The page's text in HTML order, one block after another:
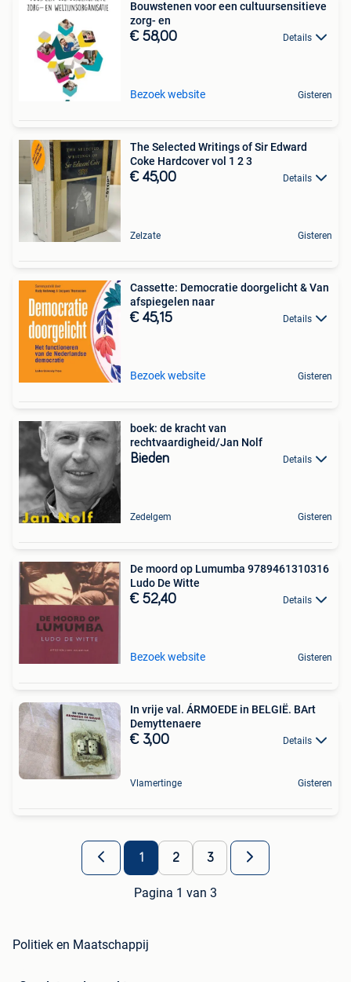
Bouwstenen voor een cultuursensitieve
zorg- en
€ 58,00 Details
Bezoek website Gisteren
The Selected Writings of Sir Edward
Coke Hardcover vol 1 2 3
€ 45,00 Details
Zelzate Gisteren
Cassette: Democratie doorgelicht & Van
afspiegelen naar
€ 45,15 Details
Bezoek website Gisteren
boek: de kracht van
rechtvaardigheid/Jan Nolf
Bieden Details
Zedelgem Gisteren
De moord op Lumumba 9789461310316
Ludo De Witte
€ 52,40 Details
Bezoek website Gisteren
In vrije val. ÁRMOEDE in BELGIË. BArt
Demyttenaere
€ 3,00 Details
Vlamertinge Gisteren
1 2 3
Pagina 1 van 3
Politiek en Maatschappij